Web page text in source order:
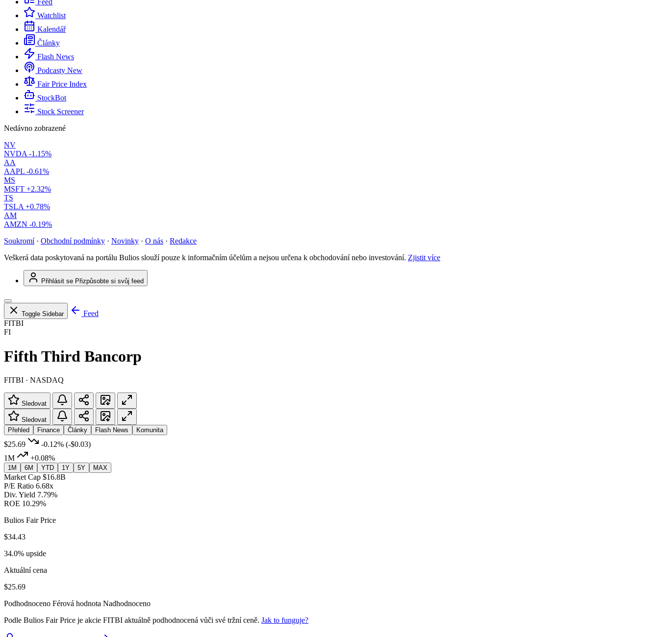
Feed
Watchlist
Kalendář
Články
Flash News
Podcasty New
Fair Price Index
StockBot
Stock Screener
Nedávno zobrazené
NV
NVDA -1.15%
AA
AAPL -0.61%
MS
MSFT +2.32%
TS
TSLA +0.78%
AM
AMZN -0.19%
Soukromí · Obchodní podmínky · Novinky · O nás · Redakce
Veškerá data poskytovaná na portálu Bulios slouží pouze k informačním účelům a nejsou určena k obchodování nebo investování. Zjistit více
Přihlásit se Přizpůsobte si svůj feed
Toggle Sidebar
Feed
FITBI
FI
Fifth Third Bancorp
FITBI · NASDAQ
Sledovat
Sledovat
Přehled
Finance Články Flash News Komunita
$25.69 -0.12% (-$0.03)
1M
+0.08%
1M 6M YTD 1Y 5Y MAX
Market Cap $16.8B
P/E Ratio 6.68x
Div. Yield 7.79%
ROE 10.29%
Bulios Fair Price
$34.43
34.0% upside
Aktuální cena
$25.69
Podhodnoceno Férová hodnota Nadhodnoceno
Podle Bulios Fair Price je akcie FITBI aktuálně podhodnocená vůči své tržní ceně. Jak to funguje?